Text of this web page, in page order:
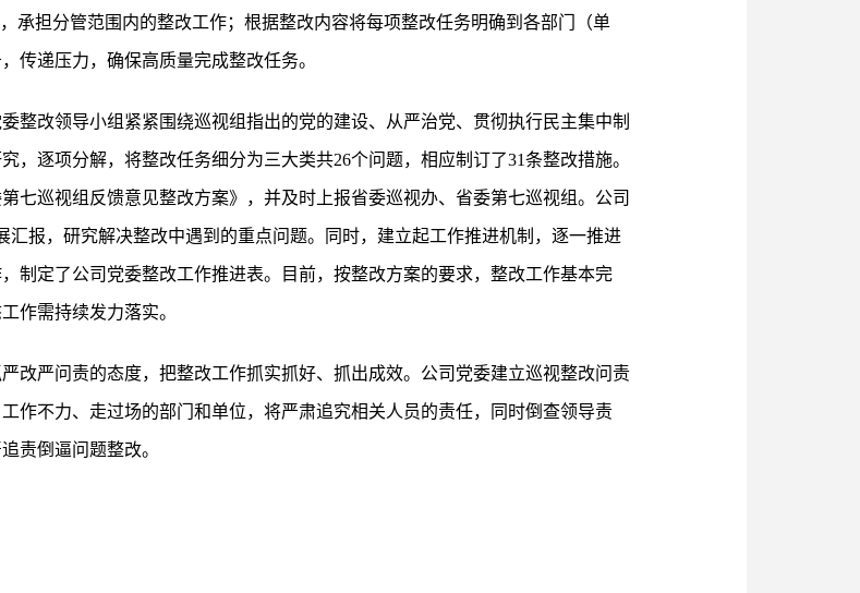
承担分管范围内的整改工作；根据整改内容将每项整改任务明确到各部门（单
传递压力，确保高质量完成整改任务。
整改领导小组紧紧围绕巡视组指出的党的建设、从严治党、贯彻执行民主集中制
，逐项分解，将整改任务细分为三大类共26个问题，相应制订了31条整改措施。
七巡视组反馈意见整改方案》，并及时上报省委巡视办、省委第七巡视组。公司
报，研究解决整改中遇到的重点问题。同时，建立起工作推进机制，逐一推进
制定了公司党委整改工作推进表。目前，按整改方案的要求，整改工作基本完
作需持续发力落实。
改严问责的态度，把整改工作抓实抓好、抓出成效。公司党委建立巡视整改问责
作不力、走过场的部门和单位，将严肃追究相关人员的责任，同时倒查领导责
责倒逼问题整改。